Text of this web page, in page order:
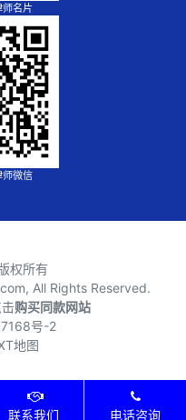
名片
师微信
权所有
All Rights Reserved.
购买同款网站
号-2
地图
联系我们 电话咨询